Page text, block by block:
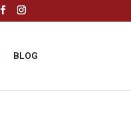
BLOG